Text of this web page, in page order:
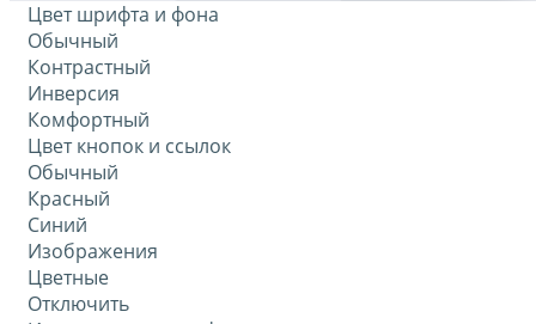
Цвет шрифта и фона
Обычный
Контрастный
Инверсия
Комфортный
Цвет кнопок и ссылок
Обычный
Красный
Синий
Изображения
Цветные
Отключить